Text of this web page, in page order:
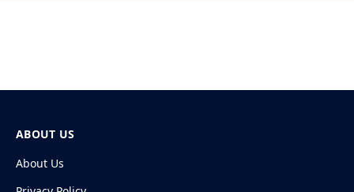
ABOUT US
About Us